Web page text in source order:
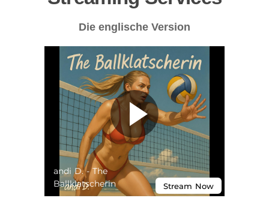
Die englische Version